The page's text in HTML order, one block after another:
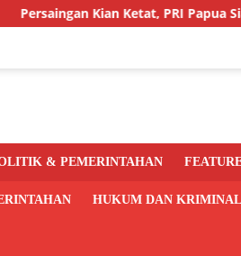
Kian Ketat, PRI Papua Siapkan
& PEMERINTAHAN
HUKUM DAN KRIMINAL